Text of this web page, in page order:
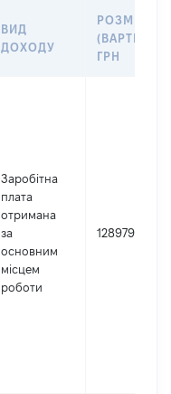
ВИД
ДОХОДУ
РОЗМІР
(ВАРТІСТЬ),
ГРН
Заробітна
плата
отримана
за
основним
місцем
роботи
128979